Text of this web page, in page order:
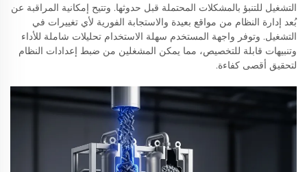
التشغيل للتنبؤ بالمشكلات المحتملة قبل حدوثها. وتتيح إمكانية المراقبة عن
بُعد إدارة النظام من مواقع بعيدة والاستجابة الفورية لأي تغييرات في
التشغيل. وتوفر واجهة المستخدم سهلة الاستخدام تحليلات شاملة للأداء
وتنبيهات قابلة للتخصيص، مما يمكن المشغلين من ضبط إعدادات النظام
لتحقيق أقصى كفاءة.